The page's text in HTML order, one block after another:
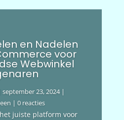
en Nadelen
voor
Webwinkel
september 23, 2024|
| 0 reacties
juiste platform voor